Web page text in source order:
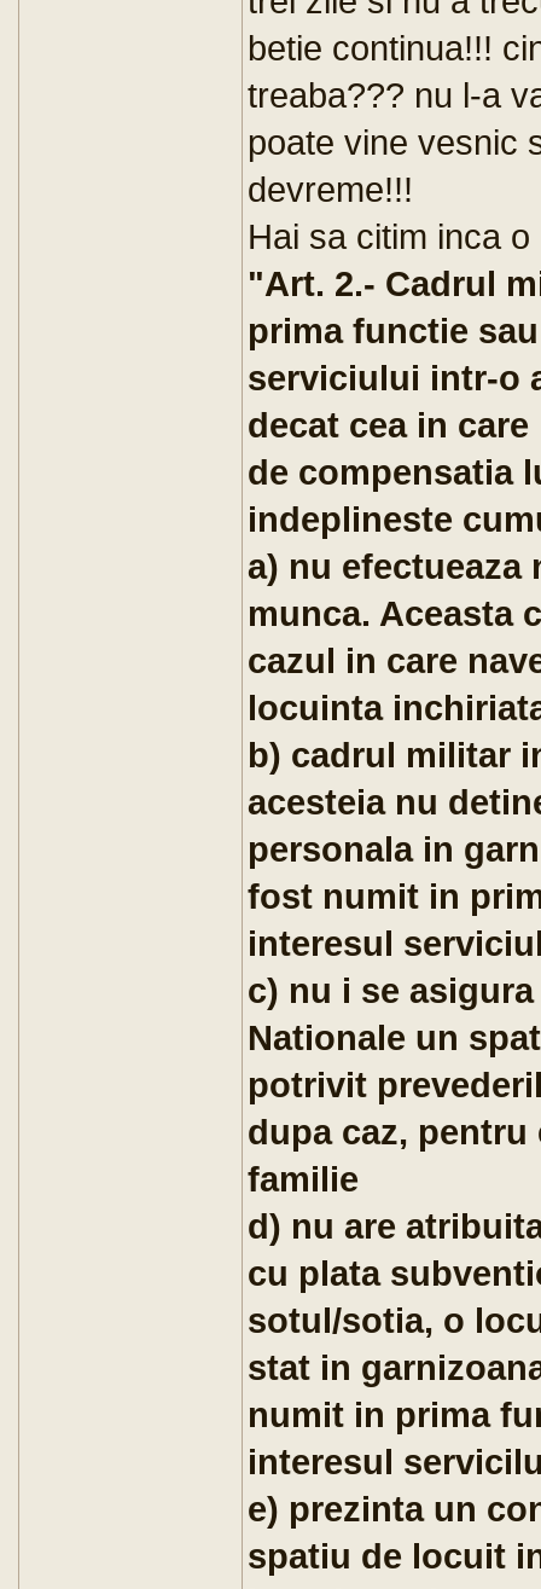
betie continua!!!
treaba??? nu l-a
poate vine vesnic
devreme!!!
Hai sa citim inca
"Art. 2.- Cadrul
prima functie
serviciului intr-o
decat cea in
de compensatia
indeplineste
a) nu efectueaza
munca. Aceasta
cazul in care
locuinta
b) cadrul militar
acesteia nu
personala in
fost numit in
interesul
c) nu i se
Nationale un
potrivit
dupa caz,
familie
d) nu are
cu plata
sotul/sotia, o
stat in
numit in prima
interesul
e) prezinta un
spatiu de locuit